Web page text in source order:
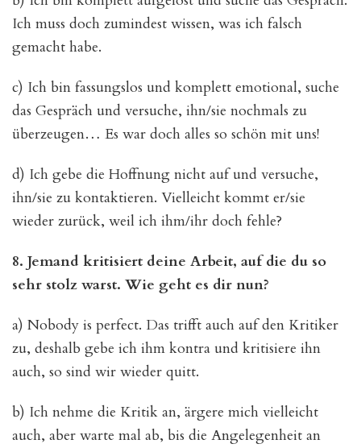
Ich muss doch zumindest wissen, was ich falsch
gemacht habe.
c) Ich bin fassungslos und komplett emotional, suche
das Gespräch und versuche, ihn/sie nochmals zu
überzeugen… Es war doch alles so schön mit uns!
d) Ich gebe die Hoffnung nicht auf und versuche,
ihn/sie zu kontaktieren. Vielleicht kommt er/sie
wieder zurück, weil ich ihm/ihr doch fehle?
8. Jemand kritisiert deine Arbeit, auf die du so
sehr stolz warst. Wie geht es dir nun?
a) Nobody is perfect. Das trifft auch auf den Kritiker
zu, deshalb gebe ich ihm kontra und kritisiere ihn
auch, so sind wir wieder quitt.
b) Ich nehme die Kritik an, ärgere mich vielleicht
auch, aber warte mal ab, bis die Angelegenheit an